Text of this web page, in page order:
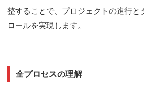
整することで、プロジェクトの進行と
ロールを実現します。
全プロセスの理解